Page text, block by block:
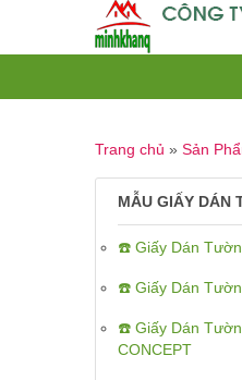
Trang chủ » Sản
MẪU GIẤY DÁN
☎️ Giấy Dán
☎️ Giấy Dán
☎️ Giấy Dán
CONCEPT